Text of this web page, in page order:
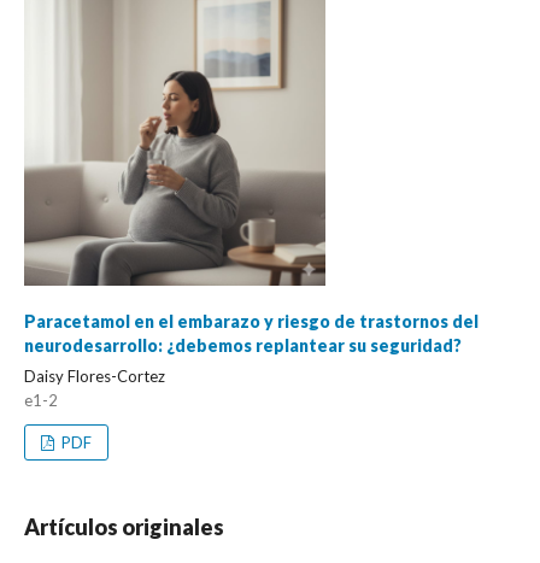
Paracetamol en el embarazo y riesgo de trastornos del
neurodesarrollo: ¿debemos replantear su seguridad?
Daisy Flores-Cortez
e1-2
PDF
Artículos originales